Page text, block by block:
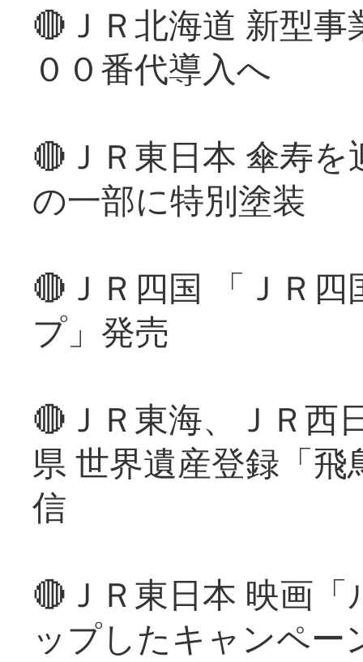
🔴ＪＲ北海道 新型
００番代導入へ
🔴ＪＲ東日本 傘寿
の一部に特別塗装
🔴ＪＲ四国 「ＪＲ
プ」発売
🔴ＪＲ東海、ＪＲ西
県 世界遺産登録「
信
🔴ＪＲ東日本 映画
ップしたキャンペー